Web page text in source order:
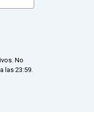
No
las 23:59.